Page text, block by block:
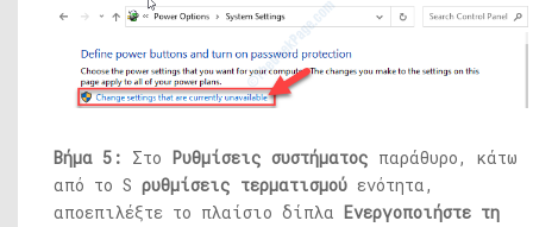
Βήμα 5: Στο Ρυθμίσεις συστήματος παράθυρο, κάτω
από το S ρυθμίσεις τερματισμού ενότητα,
αποεπιλέξτε το πλαίσιο δίπλα Ενεργοποιήστε τη